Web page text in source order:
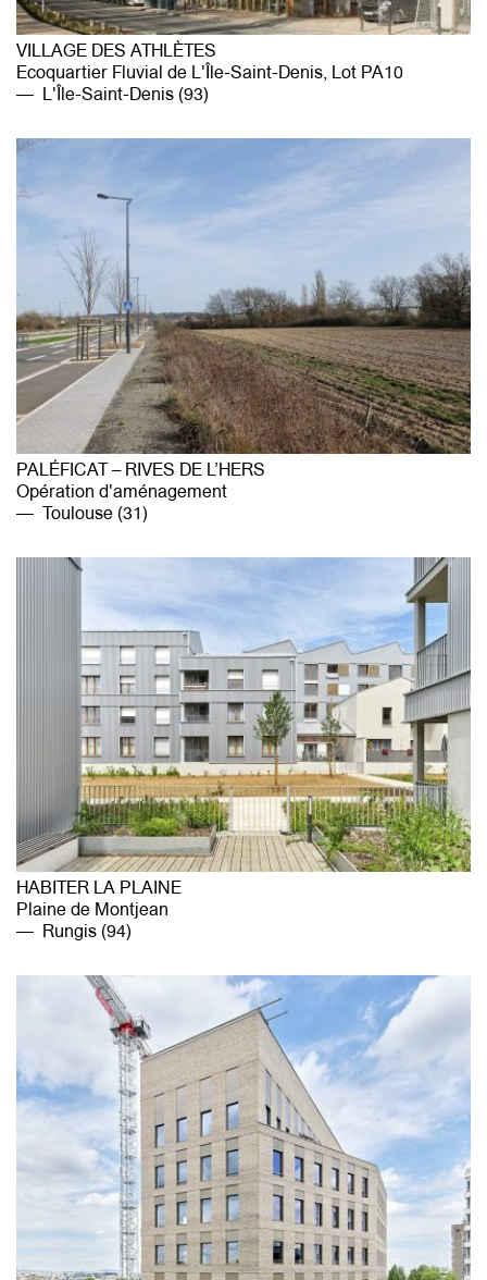
VILLAGE DES ATHLÈTES
Ecoquartier Fluvial de L'Île-Saint-Denis, Lot PA10
L'Île-Saint-Denis (93)
PALÉFICAT – RIVES DE L’HERS
Opération d'aménagement
Toulouse (31)
HABITER LA PLAINE
Plaine de Montjean
Rungis (94)